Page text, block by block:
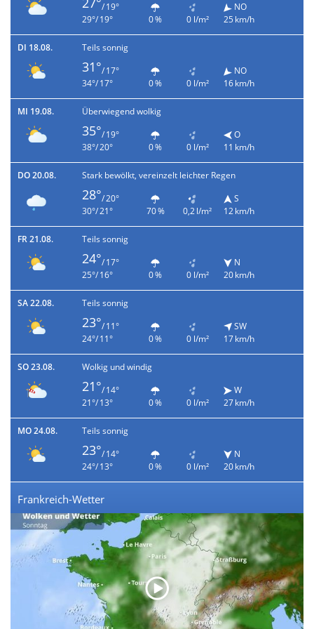
/ 19°
29°/ 19°
0 % 0 l/m²
NO
25 km/h
DI 18.08. Teils sonnig
31°/ 17°
34°/ 17°
0 % 0 l/m²
NO
16 km/h
MI 19.08. Überwiegend wolkig
35°/ 19°
38°/ 20°
0 % 0 l/m²
O
11 km/h
DO 20.08. Stark bewölkt, vereinzelt leichter Regen
28°/ 20°
30°/ 21°
70 % 0,2 l/m²
S
12 km/h
FR 21.08. Teils sonnig
24°/ 17°
25°/ 16°
0 % 0 l/m²
N
20 km/h
SA 22.08. Teils sonnig
23°/ 11°
24°/ 11°
0 % 0 l/m²
SW
17 km/h
SO 23.08. Wolkig und windig
21°/ 14°
21°/ 13°
0 % 0 l/m²
W
27 km/h
MO 24.08. Teils sonnig
23°/ 14°
24°/ 13°
0 % 0 l/m²
N
20 km/h
Frankreich-Wetter